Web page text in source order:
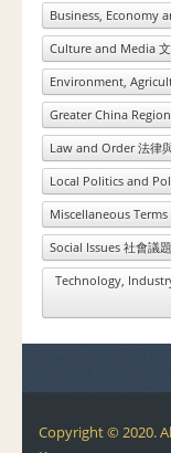
Business, Economy
Culture and Media
Environment,
Greater China
Law and Order 法律
Local Politics and
Miscellaneous Terms
Social Issues 社會議題
Technology,
Copyright © 2020.